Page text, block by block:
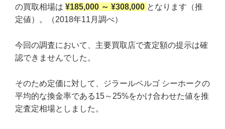
の買取相場は ¥185,000 ～ ¥308,000 となります（推
定値）。（2018年11月調べ）
今回の調査において、主要買取店で査定額の提示は確
認できませんでした。
そのため定価に対して、ジラールペルゴ シーホークの
平均的な換金率である15～25%をかけ合わせた値を推
定査定相場としました。